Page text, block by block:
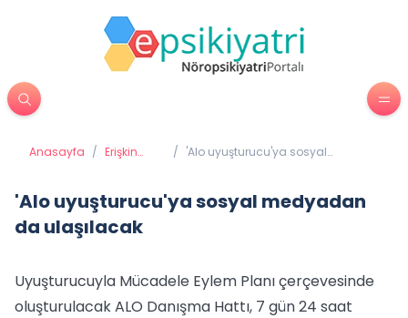
Anasayfa / Erişkin
/ 'Alo uyuşturucu'ya sosyal
'Alo uyuşturucu'ya sosyal medyadan
da ulaşılacak
Uyuşturucuyla Mücadele Eylem Planı çerçevesinde
oluşturulacak ALO Danışma Hattı, 7 gün 24 saat